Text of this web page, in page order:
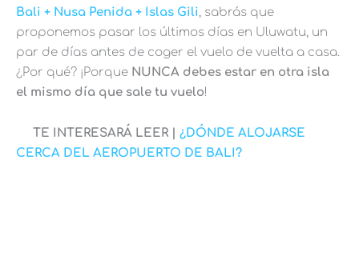
Bali + Nusa Penida + Islas Gili, sabrás que
proponemos pasar los últimos días en Uluwatu, un
par de días antes de coger el vuelo de vuelta a casa.
¿Por qué? ¡Porque NUNCA debes estar en otra isla
el mismo día que sale tu vuelo!
TE INTERESARÁ LEER |¿DÓNDE ALOJARSE
CERCA DEL AEROPUERTO DE BALI?